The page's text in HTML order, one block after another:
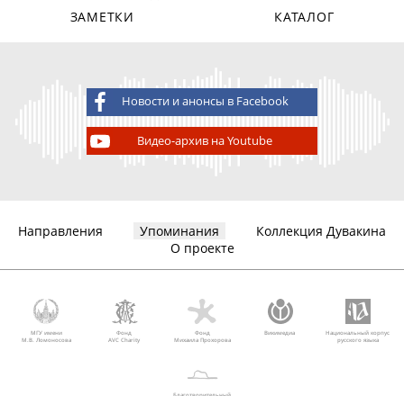
ЗАМЕТКИ
КАТАЛОГ
Новости и анонсы в Facebook
Видео-архив на Youtube
Направления Упоминания
Коллекция Дувакина
О проекте
МГУ имени
М.В. Ломоносова
Фонд
AVC Charity
Фонд
Михаила Прохорова
Викимедиа
Национальный корпус
русского языка